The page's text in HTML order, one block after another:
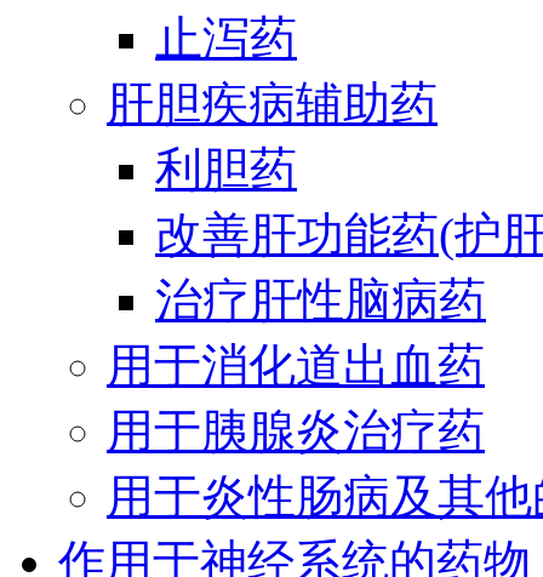
止泻药
肝胆疾病辅助药
利胆药
改善肝功能药(护
治疗肝性脑病药
用于消化道出血药
用于胰腺炎治疗药
用于炎性肠病及其
作用于神经系统的药物